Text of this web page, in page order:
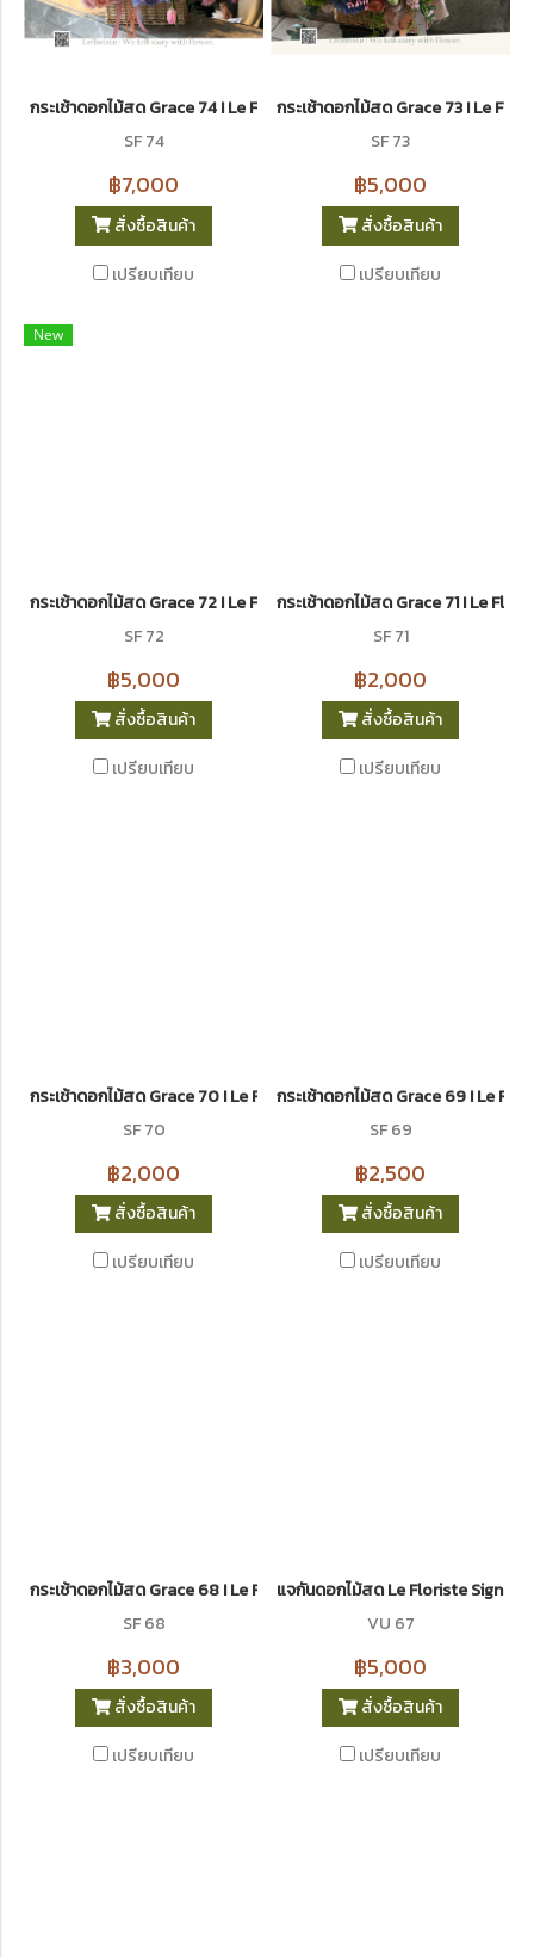
กระเช้าดอกไม้สด Grace 74 I Le Floriste
SF 74
฿7,000
สั่งซื้อสินค้า
เปรียบเทียบ
กระเช้าดอกไม้สด Grace 73 I Le
SF 73
฿5,000
สั่งซื้อสินค้า
เปรียบเทียบ
New
กระเช้าดอกไม้สด Grace 72 I Le Floriste
SF 72
฿5,000
สั่งซื้อสินค้า
เปรียบเทียบ
กระเช้าดอกไม้สด Grace 71 I Le
SF 71
฿2,000
สั่งซื้อสินค้า
เปรียบเทียบ
กระเช้าดอกไม้สด Grace 70 I Le Floriste
SF 70
฿2,000
สั่งซื้อสินค้า
เปรียบเทียบ
กระเช้าดอกไม้สด Grace 69 I Le
SF 69
฿2,500
สั่งซื้อสินค้า
เปรียบเทียบ
กระเช้าดอกไม้สด Grace 68 I Le Floriste
SF 68
฿3,000
สั่งซื้อสินค้า
เปรียบเทียบ
แจกันดอกไม้สด Le Floriste
VU 67
฿5,000
สั่งซื้อสินค้า
เปรียบเทียบ